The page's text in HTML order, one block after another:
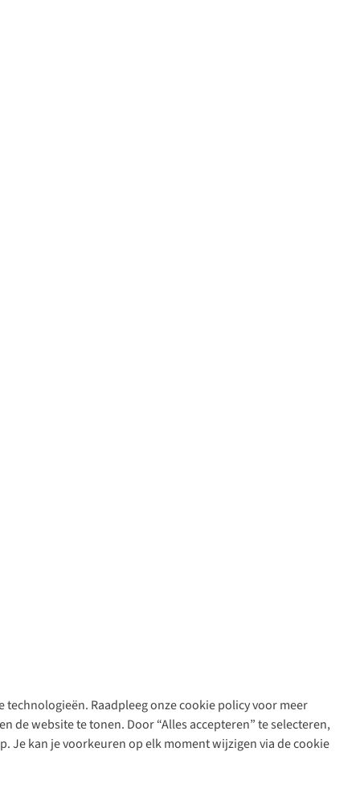
Raadpleeg onze cookie policy voor meer
website te tonen. Door “Alles accepteren” te selecteren,
Je kan je voorkeuren op elk moment wijzigen via de cookie